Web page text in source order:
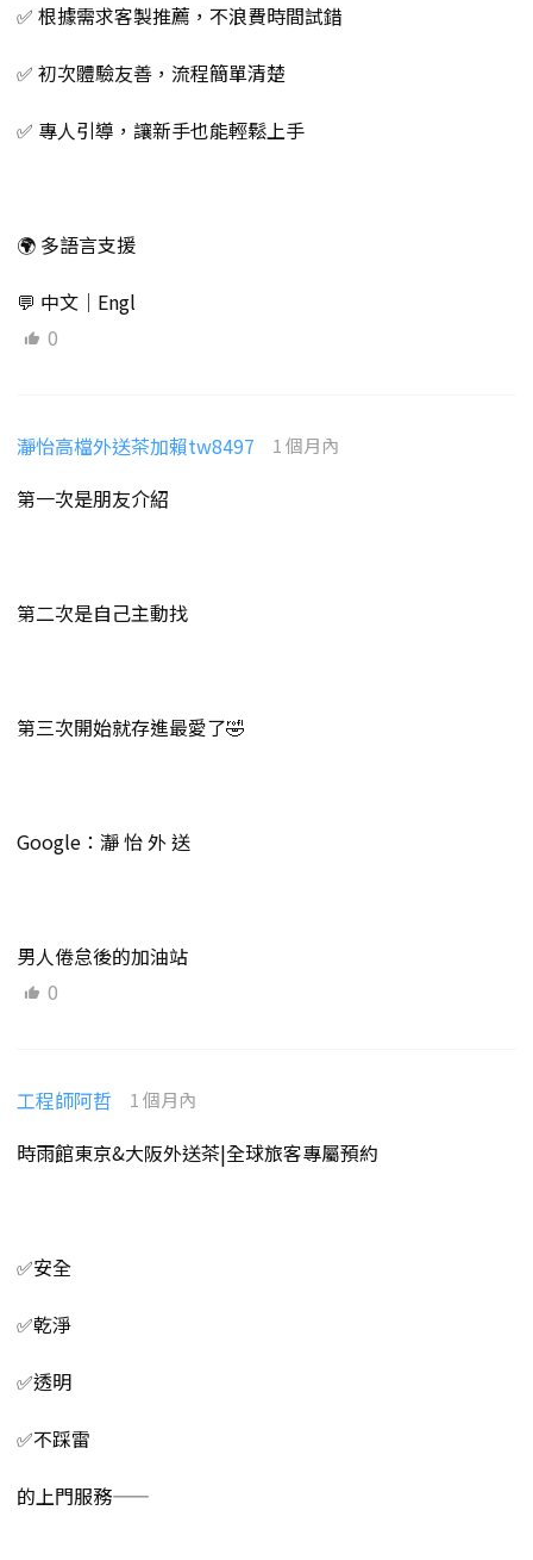
✅ 根據需求客製推薦，不浪費時間試錯
✅ 初次體驗友善，流程簡單清楚
✅ 專人引導，讓新手也能輕鬆上手
🌍 多語言支援
💬 中文｜Engl
0
瀞怡高檔外送茶加賴tw8497 1 個月內
第一次是朋友介紹
第二次是自己主動找
第三次開始就存進最愛了🤣
Google：瀞 怡 外 送
男人倦怠後的加油站
0
工程師阿哲 1 個月內
時雨館東京&大阪外送茶|全球旅客專屬預約
✅安全
✅乾淨
✅透明
✅不踩雷
的上門服務——